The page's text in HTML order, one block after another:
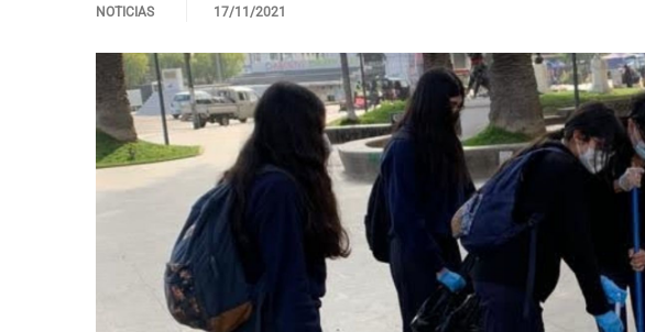
NOTICIAS
17/11/2021